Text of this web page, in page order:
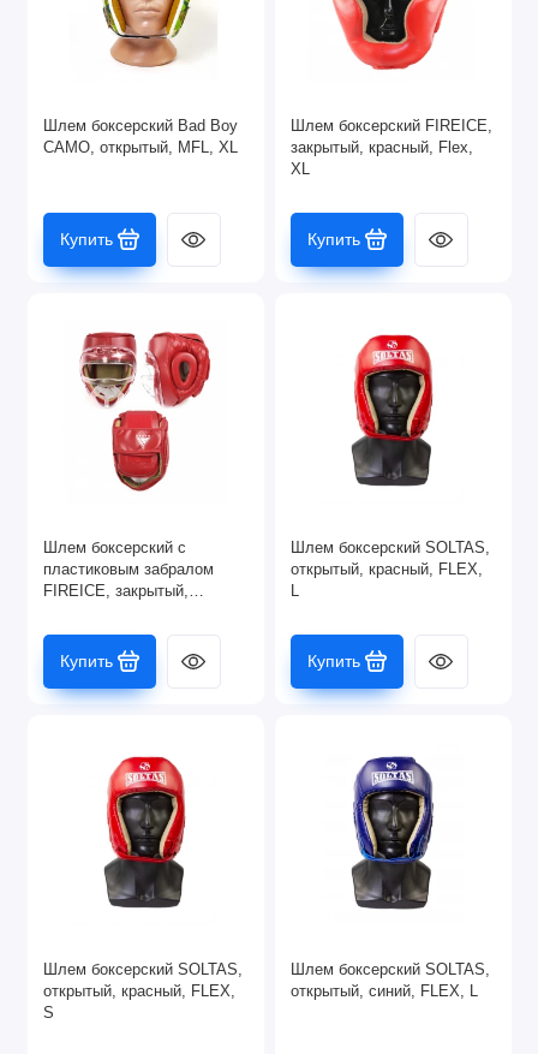
Шлем боксерский Bad Boy
CAMO, открытый, MFL, XL
Купить
Шлем боксерский FIREICE,
закрытый, красный, Flex,
XL
Купить
Шлем боксерский с
пластиковым забралом
FIREICE, закрытый,
Купить
Шлем боксерский SOLTAS,
открытый, красный, FLEX,
L
Купить
Шлем боксерский SOLTAS,
открытый, красный, FLEX,
S
Шлем боксерский SOLTAS,
открытый, синий, FLEX, L